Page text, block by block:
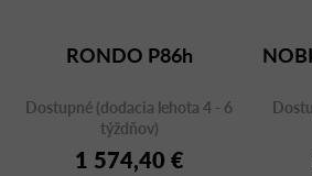
RONDO P86h
Dostupné (dodacia lehota 4 - 6
týždňov)
1 574,40 €